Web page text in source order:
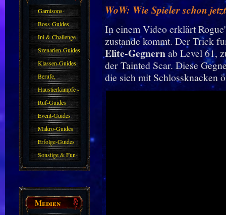
Garnisons-
Guides
Boss-Guides
Ini & Challenge-
Guides
Szenarien-Guides
Klassen-Guides
Berufe,
Farmkarten und
Haustiere
Haustierkämpfe -
Guide
Ruf-Guides
Event-Guides
Makro-Guides
Erfolge-Guides
Sonstige & Fun-
Guides
Medien
WoW: Wie Spieler schon
In einem Video erklärt
zustande kommt. Der Trick
Elite-Gegnernab Level 61,
der Tainted Scar. Diese
die sich mit Schlossknacken